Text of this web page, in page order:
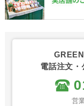
電話注文・
営